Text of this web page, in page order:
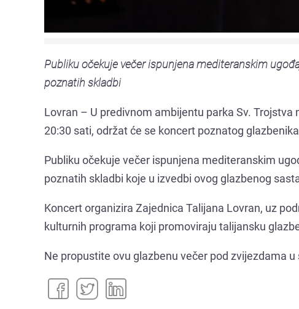
Publiku očekuje večer ispunjena mediteranskim
poznatih skladbi
Lovran – U predivnom ambijentu parka Sv.
20:30 sati, održat će se koncert poznatog
Publiku očekuje večer ispunjena mediteranskim
poznatih skladbi koje u izvedbi ovog glazbenog
Koncert organizira Zajednica Talijana Lovran, uz
kulturnih programa koji promoviraju talijansku
Ne propustite ovu glazbenu večer pod zvijezdama u